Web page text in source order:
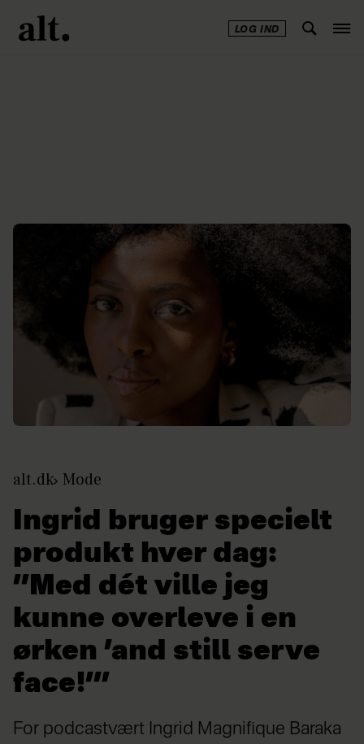
LOG IND
alt.dk Mode
Ingrid bruger specielt
produkt hver dag:
”Med dét ville jeg
kunne overleve i en
ørken ’and still serve
face!’”
For podcastvært Ingrid Magnifique Baraka